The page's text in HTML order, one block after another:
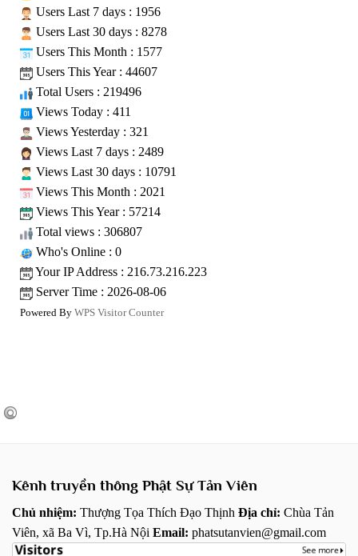
Users Last 7 days : 1956
Users Last 30 days : 8278
Users This Month : 1577
Users This Year : 44607
Total Users : 219496
Views Today : 411
Views Yesterday : 321
Views Last 7 days : 2489
Views Last 30 days : 10791
Views This Month : 2021
Views This Year : 57214
Total views : 306807
Who's Online : 0
Your IP Address : 216.73.216.223
Server Time : 2026-08-06
Powered By WPS Visitor Counter
Kênh truyền thông Phật Sự Tản Viên
Chủ nhiệm: Thượng Tọa Thích Đạo Thịnh Địa chỉ: Chùa Tản
Viên, xã Ba Vì, Tp.Hà Nội Email: phatsutanvien@gmail.com